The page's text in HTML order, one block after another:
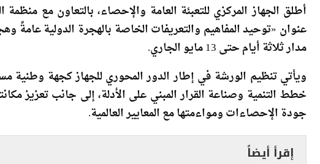
أطلق الجهاز المركزي للتعبئة العامة والإحصاء، بالتعاون مع
عنوان «توحيد المفاهيم والتعريفات الخاصة بالهجرة الدولية عامةً
مدار ثلاثة أيام حتى 13 مايو الجاري.
ويأتي تنظيم الورشة في إطار الدور المحوري للجهاز كجهة وطنية
خطط التنمية وصناعة القرار المبني على الأدلة، إلى جانب تعزيز
جودة الإحصاءات ومواءمتها مع المعايير العالمية.
إقرأ أيضاً